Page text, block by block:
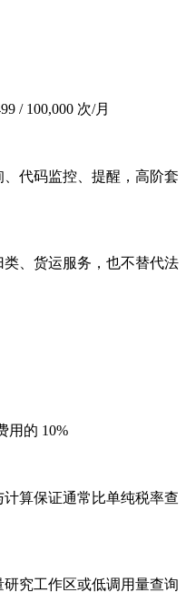
/ 100,000 次/月
代码监控、提醒，高阶套
、货运服务，也不替代法
用的 10%
算保证通常比单纯税率查
究工作区或低调用量查询